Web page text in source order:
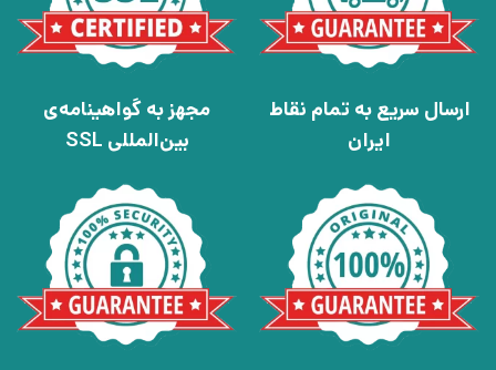
ارسال سریع به تمام نقاط
ایران
مجهز به گواهینامه‌ی
بین‌المللی SSL